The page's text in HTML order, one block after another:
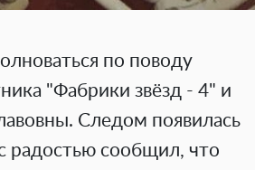
по поводу
"Фабрики звёзд - 4" и
Следом появилась
радостью сообщил, что